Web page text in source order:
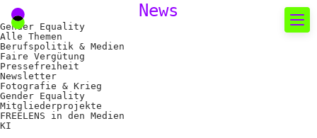
Neues rund um die
Fotografie
Das aktuelle Foto
News
Gender Equality
Alle Themen
Berufspolitik & Medien
Faire Vergütung
Pressefreiheit
Newsletter
Fotografie & Krieg
Gender Equality
Mitgliederprojekte
FREELENS in den Medien
KI